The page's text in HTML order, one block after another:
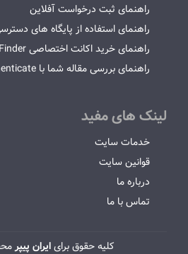
راهنمای ثبت درخواست آفلاین
راهنمای استفاده از پایگاه های
راهنمای خرید اکانت اختصاصی SciFinder
راهنمای بررسی مقاله شما با iThenticate و Grammerly
لینک های مفید
خدمات سایت
قوانین سایت
درباره ما
تماس با ما
کلیه حقوق برایایران پیپر